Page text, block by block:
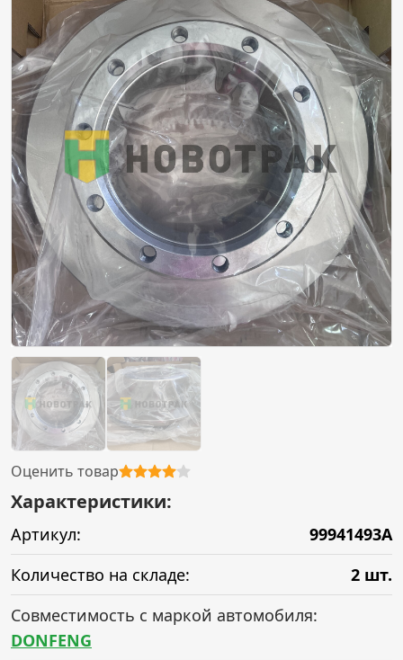
Оценить товар
Характеристики:
Артикул:
99941493A
Количество на складе:
2 шт.
Совместимость с маркой автомобиля:
DONFENG